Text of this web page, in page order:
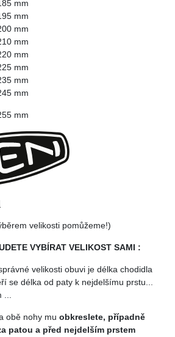
mm
mm
mm
mm
mm
mm
mm
mm
mm
velikosti pomůžeme!)
VYBÍRAT VELIKOST SAMI :
velikosti obuvi je délka chodidla
se délka od paty k nejdelšímu prstu...
obě nohy mu obkreslete, případně
patou a před nejdelším prstem